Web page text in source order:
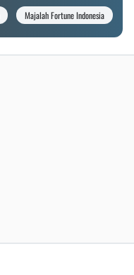
Majalah Fortune Indonesia